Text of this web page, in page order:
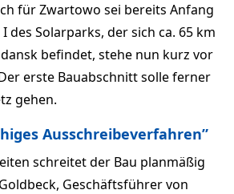
für Zwartowo sei bereits Anfang
des Solarparks, der sich ca. 65 km
befindet, stehe nun kurz vor
erste Bauabschnitt solle ferner
gehen.
Ausschreibeverfahren”
schreitet der Bau planmäßig
Geschäftsführer von